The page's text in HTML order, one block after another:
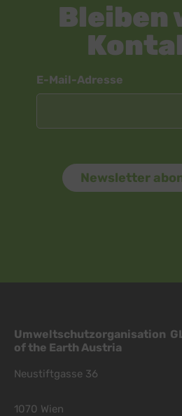
Bleiben
E-Mail-Adresse
Umweltschutzorganisation
of the Earth Austria
Neustiftgasse 36
1070 Wien